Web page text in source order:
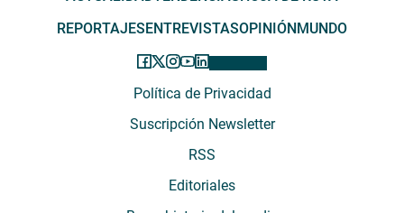
REPORTAJES ENTREVISTASOPINIÓN MUNDO
Política de Privacidad
Suscripción Newsletter
RSS
Editoriales